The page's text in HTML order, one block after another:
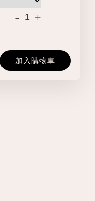
- +
加入購物車